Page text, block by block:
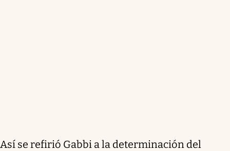
Así se refirió Gabbi a la determinación del